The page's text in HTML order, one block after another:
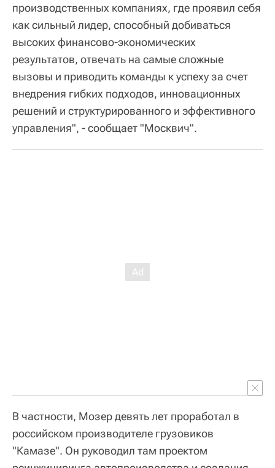
производственных компаниях, где проявил себя
как сильный лидер, способный добиваться
высоких финансово-экономических
результатов, отвечать на самые сложные
вызовы и приводить команды к успеху за счет
внедрения гибких подходов, инновационных
решений и структурированного и эффективного
управления", - сообщает "Москвич".
В частности, Мозер девять лет проработал в
российском производителе грузовиков
"Камазе". Он руководил там проектом